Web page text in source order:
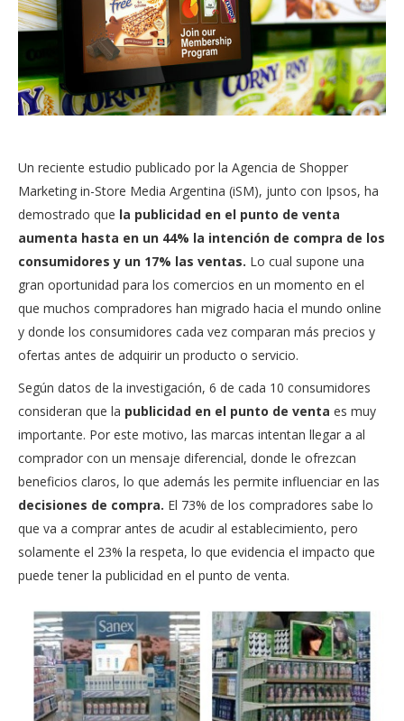
Un reciente estudio publicado por la Agencia de Shopper
Marketing in-Store Media Argentina (iSM), junto con Ipsos, ha
demostrado que la publicidad en el punto de venta
aumenta hasta en un 44% la intención de compra de los
consumidores y un 17% las ventas. Lo cual supone una
gran oportunidad para los comercios en un momento en el
que muchos compradores han migrado hacia el mundo online
y donde los consumidores cada vez comparan más precios y
ofertas antes de adquirir un producto o servicio.
Según datos de la investigación, 6 de cada 10 consumidores
consideran que la publicidad en el punto de venta es muy
importante. Por este motivo, las marcas intentan llegar a al
comprador con un mensaje diferencial, donde le ofrezcan
beneficios claros, lo que además les permite influenciar en las
decisiones de compra. El 73% de los compradores sabe lo
que va a comprar antes de acudir al establecimiento, pero
solamente el 23% la respeta, lo que evidencia el impacto que
puede tener la publicidad en el punto de venta.